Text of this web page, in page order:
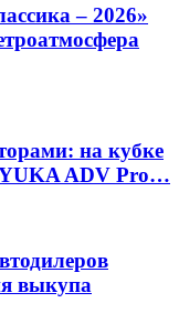
– 2026»
на кубке
ADV Pro…
выкупа